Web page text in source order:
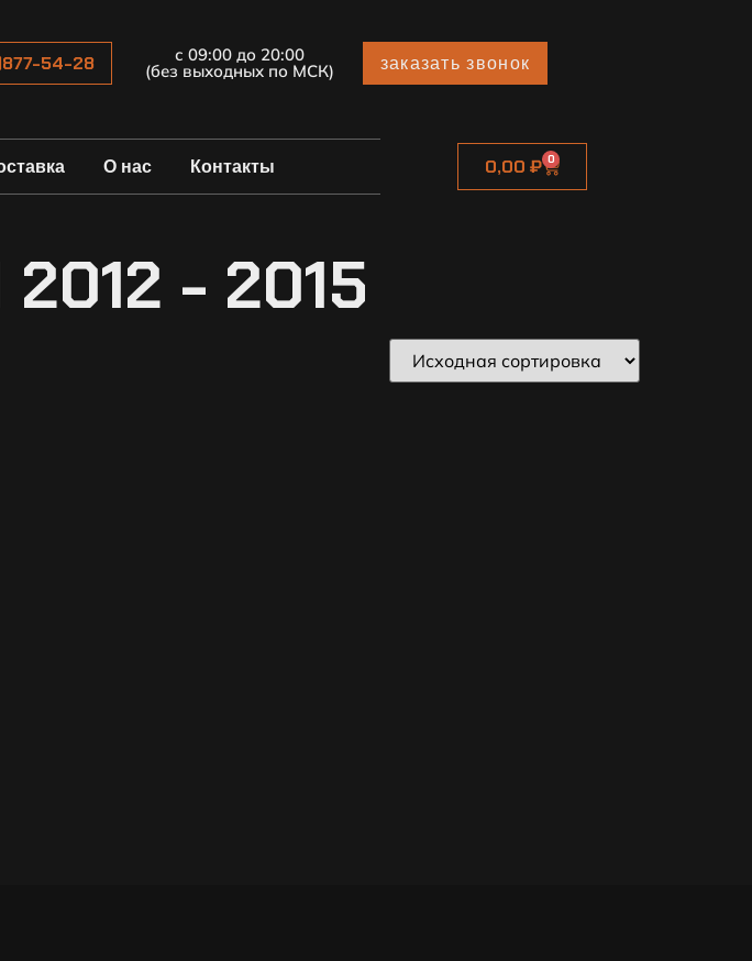
54-28 с 09:00 до 20:00
(без выходных по МСК) заказать звонок
О нас Контакты 0,00₽ 0
2012 - 2015